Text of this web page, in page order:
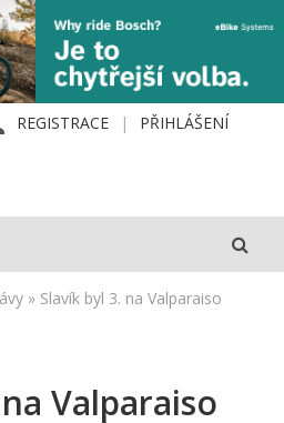
REGISTRACE PŘIHLÁŠENÍ
» Slavík byl 3. na Valparaiso
Valparaiso